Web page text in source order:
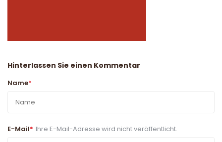
Hinterlassen Sie einen Kommentar
Name*
E-Mail* Ihre E-Mail-Adresse wird nicht veröffentlicht.